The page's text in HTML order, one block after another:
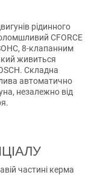
рідинного
CFORCE
8-клапанним
живиться
Складна
автоматично
незалежно від
частині керма